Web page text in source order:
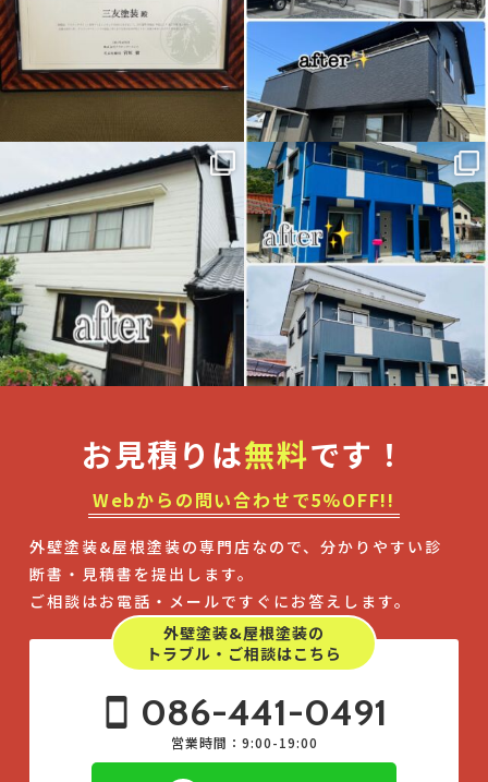
こちらは先日完工しました倉敷市I
様邸
外壁塗装工事施工事例になります
...
こちらは先日完工しました岡山県
新見市I様邸
外壁塗装工事施工事例になります
...
お見積りは無料です！
Webからの問い合わせで5%OFF!!
外壁塗装&屋根塗装の専門店なので、分かりやすい診
断書・見積書を提出します。
ご相談はお電話・メールですぐにお答えします。
外壁塗装&屋根塗装の
トラブル・ご相談はこちら
086-441-0491
営業時間：9:00-19:00